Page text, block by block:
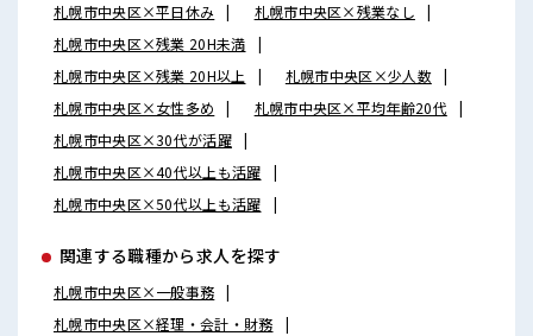
札幌市中央区×平日休み
札幌市中央区×残業なし
札幌市中央区×残業 20H未満
札幌市中央区×残業 20H以上
札幌市中央区×少人数
札幌市中央区×女性多め
札幌市中央区×平均年齢20代
札幌市中央区×30代が活躍
札幌市中央区×40代以上も活躍
札幌市中央区×50代以上も活躍
関連する職種から求人を探す
札幌市中央区×一般事務
札幌市中央区×経理・会計・財務